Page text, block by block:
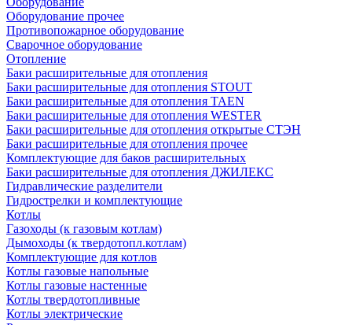
Оборудование прочее
Противопожарное оборудование
Сварочное оборудование
Отопление
Баки расширительные для отопления
Баки расширительные для отопления STOUT
Баки расширительные для отопления TAEN
Баки расширительные для отопления WESTER
Баки расширительные для отопления открытые СТЭН
Баки расширительные для отопления прочее
Комплектующие для баков расширительных
Баки расширительные для отопления ДЖИЛЕКС
Гидравлические разделители
Гидрострелки и комплектующие
Котлы
Газоходы (к газовым котлам)
Дымоходы (к твердотопл.котлам)
Комплектующие для котлов
Котлы газовые напольные
Котлы газовые настенные
Котлы твердотопливные
Котлы электрические